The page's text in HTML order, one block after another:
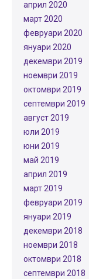
април 2020
март 2020
февруари 2020
януари 2020
декември 2019
ноември 2019
октомври 2019
септември 2019
август 2019
юли 2019
юни 2019
май 2019
април 2019
март 2019
февруари 2019
януари 2019
декември 2018
ноември 2018
октомври 2018
септември 2018